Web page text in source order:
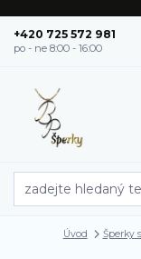
+420 725 572 981
po - ne 8:00 - 16:00
Úvod Šperky